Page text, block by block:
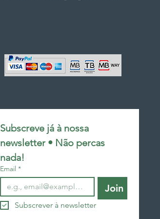
Subscreve já à nossa
newsletter • Não percas
nada!
Email *
Join
Subscrever à newsletter